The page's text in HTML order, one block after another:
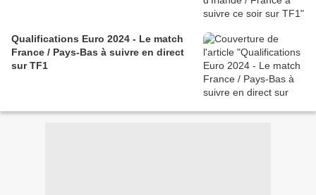
Qualifications Euro 2024 - Le match
France / Pays-Bas à suivre en direct
sur TF1